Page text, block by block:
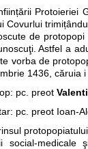
Protoieriei
Covurlui
de
Astfel a
vorba de
1436, căruia
pc. preot
pc. preot